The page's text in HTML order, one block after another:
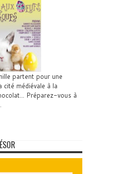
partent pour une
cité médiévale à la
Préparez-vous à